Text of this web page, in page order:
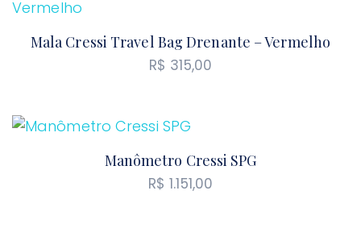
Mala Cressi Travel Bag Drenante – Vermelho
R$ 315,00
Manômetro Cressi SPG
R$ 1.151,00